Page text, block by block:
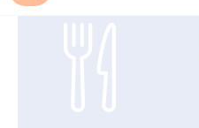
RESEPTIHAKU